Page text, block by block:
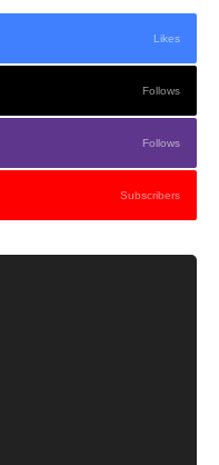
Likes
Follows
Follows
Subscribers